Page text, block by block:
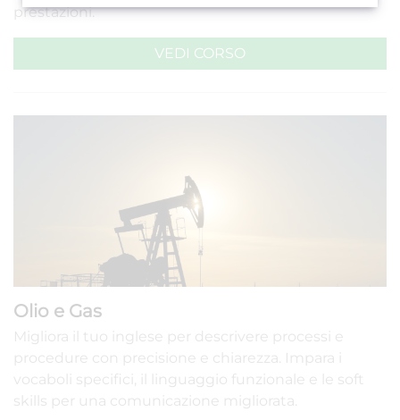
prestazioni.
VEDI CORSO
Olio e Gas
Migliora il tuo inglese per descrivere processi e
procedure con precisione e chiarezza. Impara i
vocaboli specifici, il linguaggio funzionale e le soft
skills per una comunicazione migliorata.